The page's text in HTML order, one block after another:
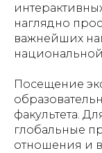
наглядно
важнейших
национальной
Посещение
факультета.
глобальные
отношения и